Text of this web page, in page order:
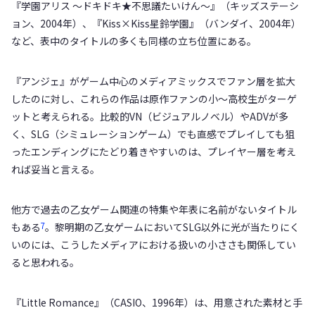
『学園アリス ～ドキドキ★不思議たいけん～』（キッズステーシ
ョン、2004年）、『Kiss×Kiss星鈴学園』（バンダイ、2004年）
など、表中のタイトルの多くも同様の立ち位置にある。
『アンジェ』がゲーム中心のメディアミックスでファン層を拡大
したのに対し、これらの作品は原作ファンの小〜高校生がターゲ
ットと考えられる。比較的VN（ビジュアルノベル）やADVが多
く、SLG（シミュレーションゲーム）でも直感でプレイしても狙
ったエンディングにたどり着きやすいのは、プレイヤー層を考え
れば妥当と言える。
他方で過去の乙女ゲーム関連の特集や年表に名前がないタイトル
もある7。黎明期の乙女ゲームにおいてSLG以外に光が当たりにく
いのには、こうしたメディアにおける扱いの小ささも関係してい
ると思われる。
『Little Romance』（CASIO、1996年）は、用意された素材と手